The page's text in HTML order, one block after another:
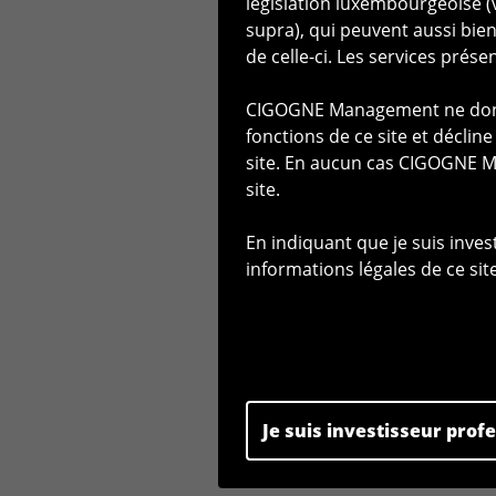
garantie quant aux
Toute personne qui n'aurait
documents destinés aux
concernée s'abstiendra de
pas qualifiée comme (i) un
aux prospectus pour valeurs
luxembourgeoise du 30 mai
Parlement Européen et du
préalablement à l'utilisation
informations contenues sur
Accès au site
supra), qui peuvent aussi
de celle-ci. Les services
CIGOGNE Management ne
fonctions de ce site et
site. En aucun cas
site.
En indiquant que je suis
informations légales de ce
Je suis investisseur